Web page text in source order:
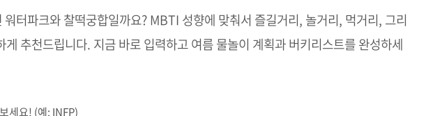
터파크와 찰떡궁합일까요? MBTI 성향에 맞춰서 즐길거리, 놀거리, 먹거리, 그리
게 추천드립니다. 지금 바로 입력하고 여름 물놀이 계획과 버키리스트를 완성하세
세요! (예: INFP)